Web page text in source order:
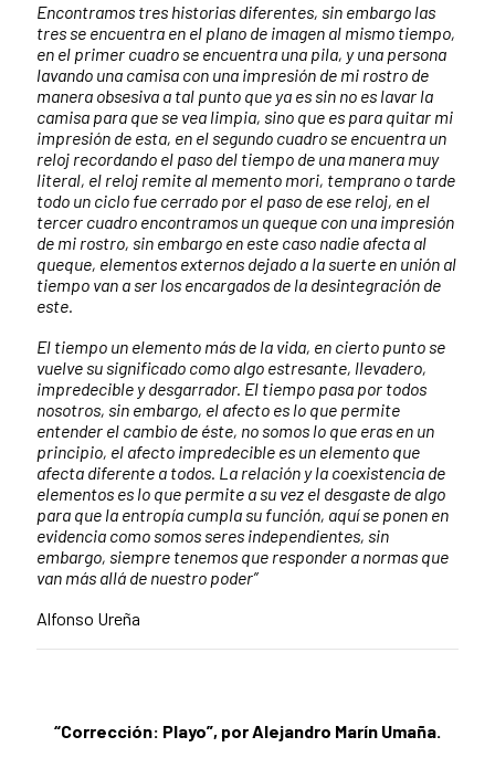
Encontramos tres historias diferentes, sin embargo las
tres se encuentra en el plano de imagen al mismo tiempo,
en el primer cuadro se encuentra una pila, y una persona
lavando una camisa con una impresión de mi rostro de
manera obsesiva a tal punto que ya es sin no es lavar la
camisa para que se vea limpia, sino que es para quitar mi
impresión de esta, en el segundo cuadro se encuentra un
reloj recordando el paso del tiempo de una manera muy
literal, el reloj remite al memento mori, temprano o tarde
todo un ciclo fue cerrado por el paso de ese reloj, en el
tercer cuadro encontramos un queque con una impresión
de mi rostro, sin embargo en este caso nadie afecta al
queque, elementos externos dejado a la suerte en unión al
tiempo van a ser los encargados de la desintegración de
este.
El tiempo un elemento más de la vida, en cierto punto se
vuelve su significado como algo estresante, llevadero,
impredecible y desgarrador. El tiempo pasa por todos
nosotros, sin embargo, el afecto es lo que permite
entender el cambio de éste, no somos lo que eras en un
principio, el afecto impredecible es un elemento que
afecta diferente a todos. La relación y la coexistencia de
elementos es lo que permite a su vez el desgaste de algo
para que la entropía cumpla su función, aquí se ponen en
evidencia como somos seres independientes, sin
embargo, siempre tenemos que responder a normas que
van más allá de nuestro poder”
Alfonso Ureña
“Corrección: Playo”, por Alejandro Marín Umaña.